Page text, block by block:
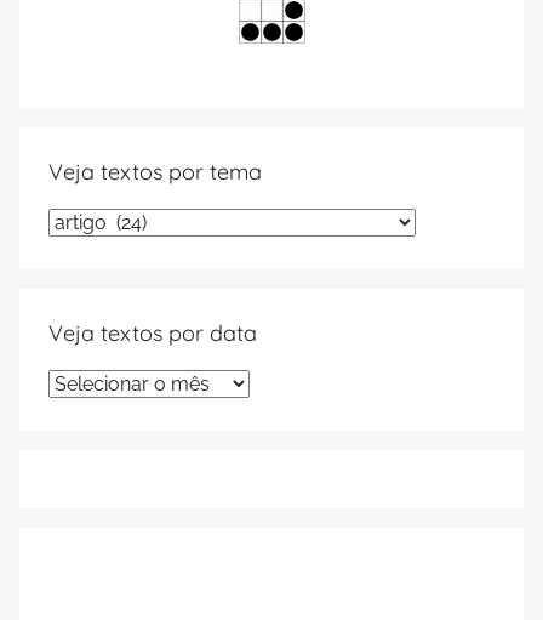
Veja textos por tema
Veja
tema
Veja textos por data
Veja